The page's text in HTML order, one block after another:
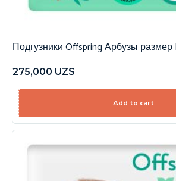
Подгузники Offspring Арбузы размер
275,000 UZS
Add to cart